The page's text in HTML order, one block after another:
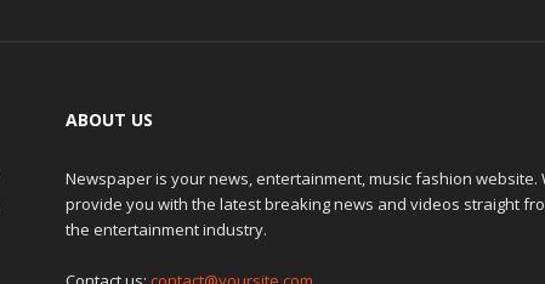
ABOUT US
Newspaper is your news, entertainment, music fashion website.
provide you with the latest breaking news and videos straight
the entertainment industry.